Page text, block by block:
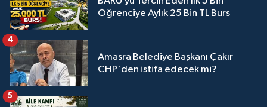
Öğrenciye Aylık 25 Bin TL Burs
Amasra Belediye Başkanı Çakır
CHP'den istifa edecek mi?
4
5